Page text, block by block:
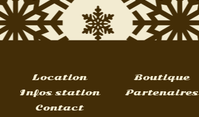
Location
Boutique
Infos station
Partenaires
Contact